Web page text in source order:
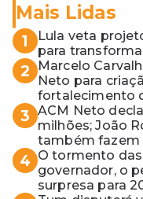
Mais Lidas
1
Lula veta
para
2
Marcelo
Neto para
fortalecimento
3 ACM Neto
milhões; João
também fazem
4 O tormento
governador, o
surpresa para